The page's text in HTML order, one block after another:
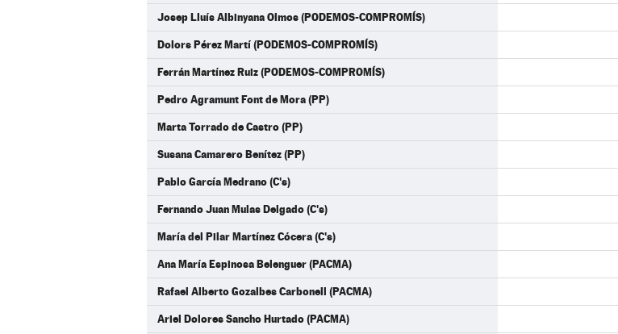
Josep Lluís Albinyana Olmos (PODEMOS-COMPROMÍS)
Dolors Pérez Martí (PODEMOS-COMPROMÍS)
Ferrán Martínez Ruiz (PODEMOS-COMPROMÍS)
Pedro Agramunt Font de Mora (PP)
Marta Torrado de Castro (PP)
Susana Camarero Benítez (PP)
Pablo García Medrano (C's)
Fernando Juan Mulas Delgado (C's)
María del Pilar Martínez Cócera (C's)
Ana María Espinosa Belenguer (PACMA)
Rafael Alberto Gozalbes Carbonell (PACMA)
Ariel Dolores Sancho Hurtado (PACMA)